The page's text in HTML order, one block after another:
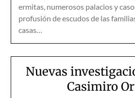
ermitas, numerosos palacios y
profusión de escudos de las
casas…
Nuevas
Casimiro